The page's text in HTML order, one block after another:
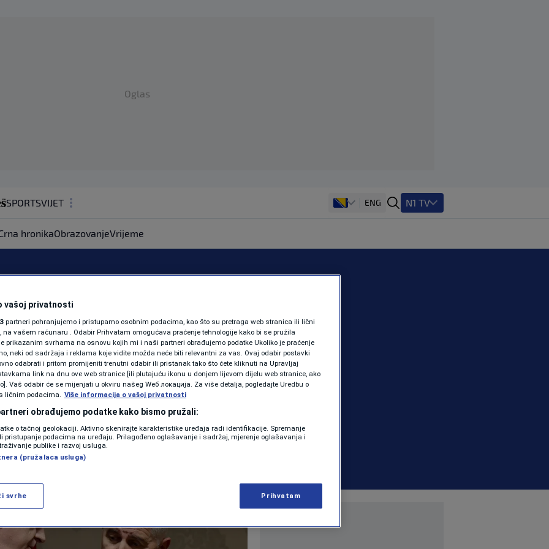
Oglas
SPORTSVIJET
ZDRAVLJE
SHOWBIZ
PODCAST
N1 SPECIJAL
FENOMENI
NEISTRAŽENO
VIRALNO
ENG N1 TV
hronikaObrazovanjeVrijeme
Bosnu ponovo
14:48 | VIJESTI 0 komentara
Više
vašoj privatnosti
partneri pohranjujemo i pristupamo osobnim podacima, kao što su pretraga web stranica ili lični
na vašem računaru . Odabir Prihvatam omogućava praćenje tehnologije kako bi se pružila
prikazanim svrhama na osnovu kojih mi i naši partneri obrađujemo podatke Ukoliko je praćenje
neki od sadržaja i reklama koje vidite možda neće biti relevantni za vas. Ovaj odabir postavki
odabrati i pritom promijeniti trenutni odabir ili pristanak tako što ćete kliknuti na Upravljaj
link na dnu ove web stranice [ili plutajuću ikonu u donjem lijevom dijelu web stranice, ako
Vaš odabir će se mijenjati u okviru našeg Wеб локација. Za više detalja, pogledajte Uredbu o
ličnim podacima. Više informacija o vašoj privatnosti
obrađujemo podatke kako bismo pružali:
o tačnoj geolokaciji. Aktivno skenirajte karakteristike uređaja radi identifikacije. Spremanje
pristupanje podacima na uređaju. Prilagođeno oglašavanje i sadržaj, mjerenje oglašavanja i
publike i razvoj usluga.
(pružalaca usluga)
svrhe Prihvatam